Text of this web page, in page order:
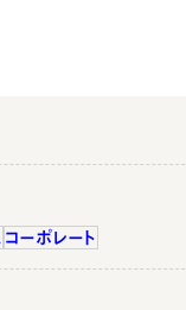
コーポレート